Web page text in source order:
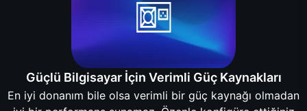
Güçlü Bilgisayar İçin Verimli Güç Kaynakları
En iyi donanım bile olsa verimli bir güç kaynağı olmadan